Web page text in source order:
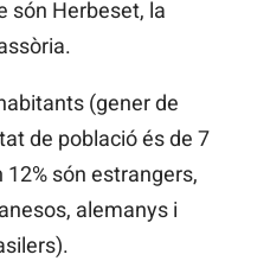
són Herbeset, la
(gener de
de població és de 7
són estrangers,
alemanys i